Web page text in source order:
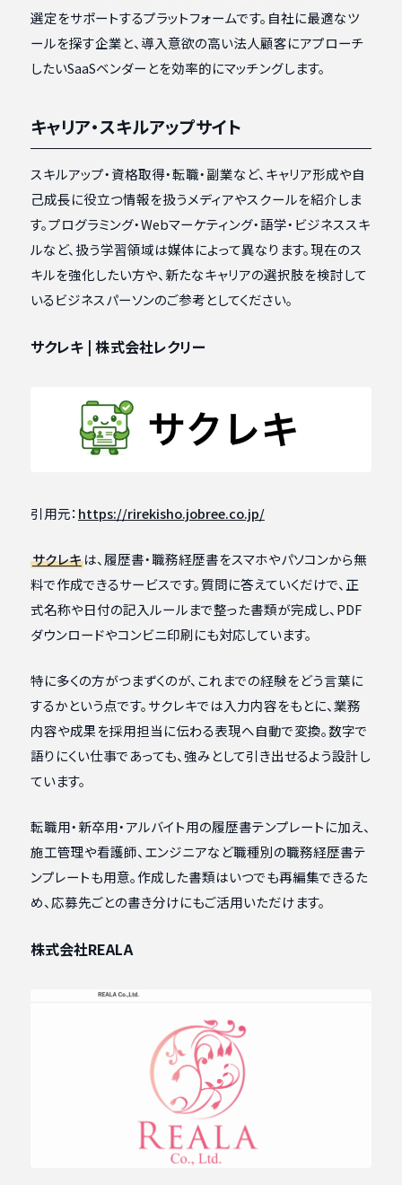
選定をサポートするプラットフォームです。自社に最適なツ
ールを探す企業と、導入意欲の高い法人顧客にアプローチ
したいSaaSベンダーとを効率的にマッチングします。
キャリア・スキルアップサイト
スキルアップ・資格取得・転職・副業など、キャリア形成や自
己成長に役立つ情報を扱うメディアやスクールを紹介しま
す。プログラミング・Webマーケティング・語学・ビジネススキ
ルなど、扱う学習領域は媒体によって異なります。現在のス
キルを強化したい方や、新たなキャリアの選択肢を検討して
いるビジネスパーソンのご参考としてください。
サクレキ | 株式会社レクリー
引用元： https://rirekisho.jobree.co.jp/
サクレキは、履歴書・職務経歴書をスマホやパソコンから無
料で作成できるサービスです。質問に答えていくだけで、正
式名称や日付の記入ルールまで整った書類が完成し、PDF
ダウンロードやコンビニ印刷にも対応しています。
特に多くの方がつまずくのが、これまでの経験をどう言葉に
するかという点です。サクレキでは入力内容をもとに、業務
内容や成果を採用担当に伝わる表現へ自動で変換。数字で
語りにくい仕事であっても、強みとして引き出せるよう設計し
ています。
転職用・新卒用・アルバイト用の履歴書テンプレートに加え、
施工管理や看護師、エンジニアなど職種別の職務経歴書テ
ンプレートも用意。作成した書類はいつでも再編集できるた
め、応募先ごとの書き分けにもご活用いただけます。
株式会社REALA